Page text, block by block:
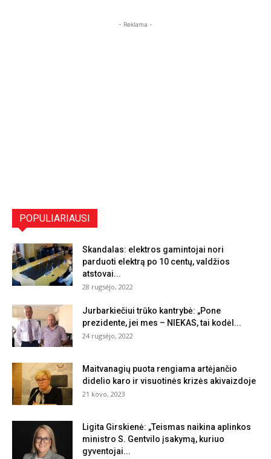
- Reklama -
POPULIARIAUSI
Skandalas: elektros gamintojai nori
parduoti elektrą po 10 centų, valdžios
atstovai...
28 rugsėjo, 2022
Jurbarkiečiui trūko kantrybė: „Pone
prezidente, jei mes – NIEKAS, tai kodėl...
24 rugsėjo, 2022
Maitvanagių puota rengiama artėjančio
didelio karo ir visuotinės krizės akivaizdoje
21 kovo, 2023
Ligita Girskienė: „Teismas naikina aplinkos
ministro S. Gentvilo įsakymą, kuriuo
gyventojai...